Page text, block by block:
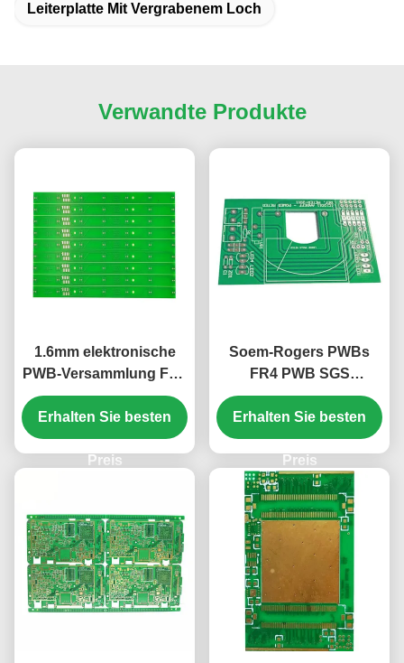
Leiterplatte Mit Vergrabenem Loch
Verwandte Produkte
1.6mm elektronische
PWB-Versammlung FR4
Rogers 5880 PWB-
Grün-Lötmittel-Maske
Erhalten Sie besten
Preis
Soem-Rogers PWBs
FR4 PWB SGS
Immersions-Silber
PWB-Rogers RO4003C
Erhalten Sie besten
Preis